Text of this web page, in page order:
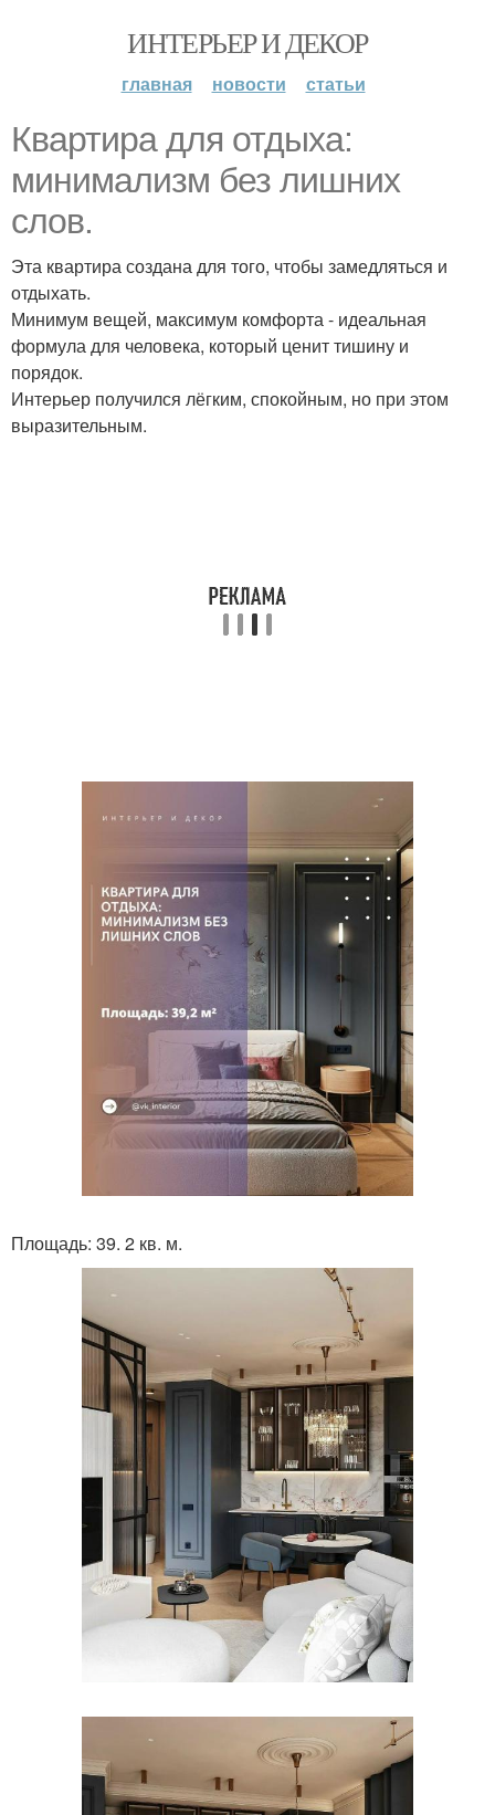
ИНТЕРЬЕР И ДЕКОР
главная новости статьи
Квартира для отдыха:
минимализм без лишних
слов.
Эта квартира создана для того, чтобы замедляться и
отдыхать.
Минимум вещей, максимум комфорта - идеальная
формула для человека, который ценит тишину и
порядок.
Интерьер получился лёгким, спокойным, но при этом
выразительным.
Площадь: 39. 2 кв. м.